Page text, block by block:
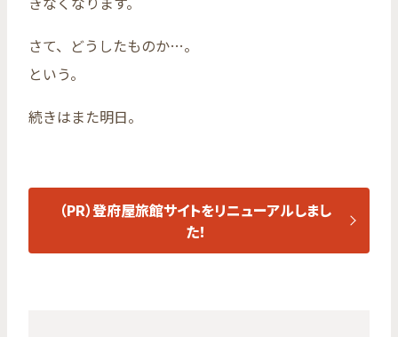
さて、どうしたものか…。
という。
続きはまた明日。
（PR）登府屋旅館サイトをリニューアルしまし
た！